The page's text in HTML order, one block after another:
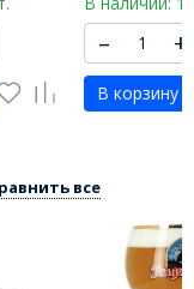
– +
В корзину
все